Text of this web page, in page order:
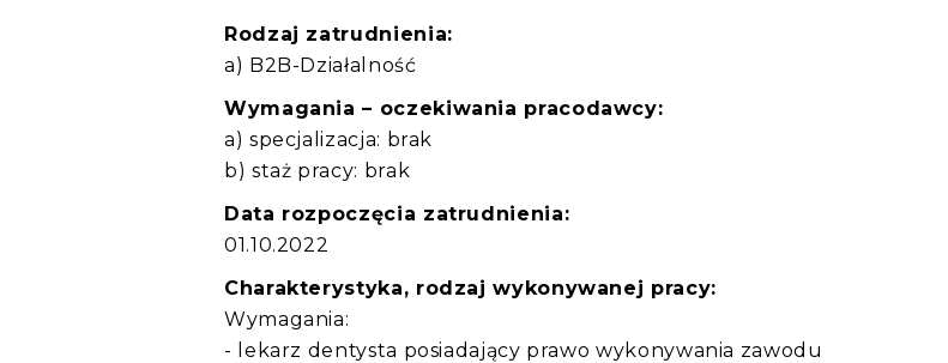
Rodzaj zatrudnienia:
a) B2B-Działalność
Wymagania – oczekiwania pracodawcy:
a) specjalizacja: brak
b) staż pracy: brak
Data rozpoczęcia zatrudnienia:
01.10.2022
Charakterystyka, rodzaj wykonywanej pracy:
Wymagania:
- lekarz dentysta posiadający prawo wykonywania zawodu